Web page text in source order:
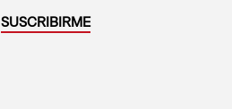
SUSCRIBIRME